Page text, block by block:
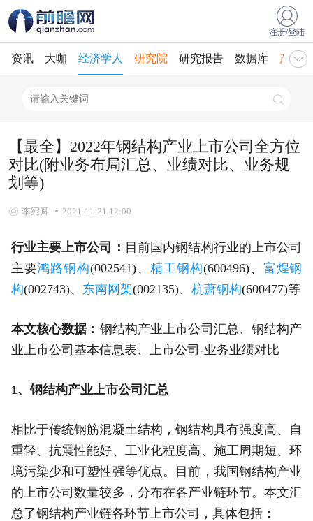
注册/登陆
资讯 大咖 经济学人 研究院 研究报告 数据库 产业
【最全】2022年钢结构产业上市公司全方位
对比(附业务布局汇总、业绩对比、业务规
划等)
李宛卿 2021-11-21 12:00
行业主要上市公司： 目前国内钢结构行业的上市公司
主要鸿路钢构(002541)、精工钢构(600496)、 富煌钢
构(002743)、 东南网架(002135)、 杭萧钢构(600477)等
本文核心数据： 钢结构产业上市公司汇总、钢结构产
业上市公司基本信息表、上市公司-业务业绩对比
1、钢结构产业上市公司汇总
相比于传统钢筋混凝土结构，钢结构具有强度高、自
重轻、抗震性能好、工业化程度高、施工周期短、环
境污染少和可塑性强等优点。目前，我国钢结构产业
的上市公司数量较多，分布在各产业链环节。本文汇
总了钢结构产业链各环节上市公司，具体包括：